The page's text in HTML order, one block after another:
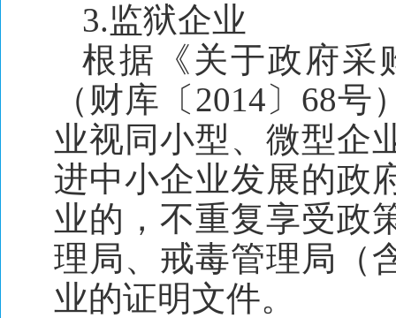
3.监狱企业
根据《关于政府采
（财库〔2014〕68
业视同小型、微型企
进中小企业发展的政
业的，不重复享受政
理局、戒毒管理局（
业的证明文件。